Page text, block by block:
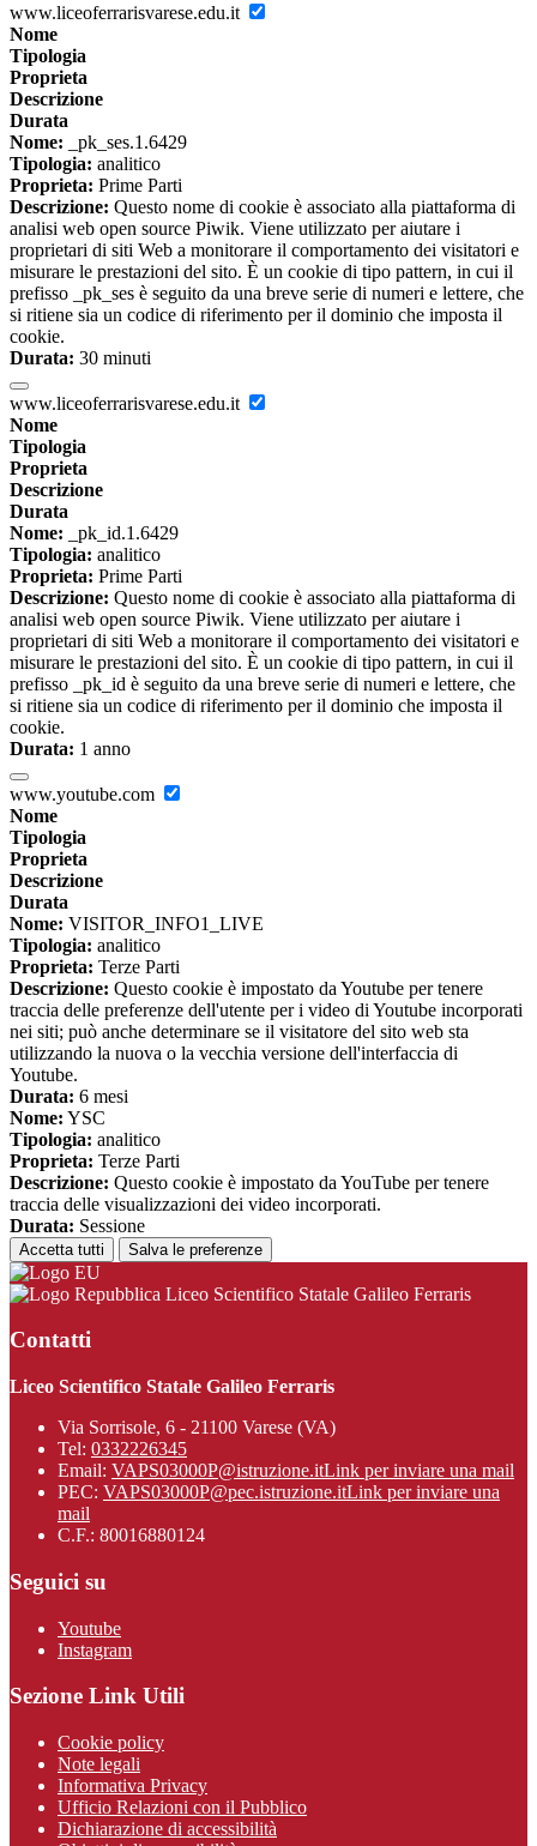
www.liceoferrarisvarese.edu.it
Nome
Tipologia
Proprieta
Descrizione
Durata
Nome: _pk_ses.1.6429
Tipologia: analitico
Proprieta: Prime Parti
Descrizione: Questo nome di cookie è associato alla piattaforma di
analisi web open source Piwik. Viene utilizzato per aiutare i
proprietari di siti Web a monitorare il comportamento dei visitatori e
misurare le prestazioni del sito. È un cookie di tipo pattern, in cui il
prefisso _pk_ses è seguito da una breve serie di numeri e lettere, che
si ritiene sia un codice di riferimento per il dominio che imposta il
cookie.
Durata: 30 minuti
www.liceoferrarisvarese.edu.it
Nome
Tipologia
Proprieta
Descrizione
Durata
Nome: _pk_id.1.6429
Tipologia: analitico
Proprieta: Prime Parti
Descrizione: Questo nome di cookie è associato alla piattaforma di
analisi web open source Piwik. Viene utilizzato per aiutare i
proprietari di siti Web a monitorare il comportamento dei visitatori e
misurare le prestazioni del sito. È un cookie di tipo pattern, in cui il
prefisso _pk_id è seguito da una breve serie di numeri e lettere, che
si ritiene sia un codice di riferimento per il dominio che imposta il
cookie.
Durata: 1 anno
www.youtube.com
Nome
Tipologia
Proprieta
Descrizione
Durata
Nome: VISITOR_INFO1_LIVE
Tipologia: analitico
Proprieta: Terze Parti
Descrizione: Questo cookie è impostato da Youtube per tenere
traccia delle preferenze dell'utente per i video di Youtube incorporati
nei siti; può anche determinare se il visitatore del sito web sta
utilizzando la nuova o la vecchia versione dell'interfaccia di
Youtube.
Durata: 6 mesi
Nome: YSC
Tipologia: analitico
Proprieta: Terze Parti
Descrizione: Questo cookie è impostato da YouTube per tenere
traccia delle visualizzazioni dei video incorporati.
Durata: Sessione
Accetta tutti Salva le preferenze
Liceo Scientifico Statale Galileo Ferraris
Contatti
Liceo Scientifico Statale Galileo Ferraris
Via Sorrisole, 6 - 21100 Varese (VA)
Tel: 0332226345
Email: VAPS03000P@istruzione.itLink per inviare una mail
PEC: VAPS03000P@pec.istruzione.itLink per inviare una
mail
C.F.: 80016880124
Seguici su
Youtube
Instagram
Sezione Link Utili
Cookie policy
Note legali
Informativa Privacy
Ufficio Relazioni con il Pubblico
Dichiarazione di accessibilità